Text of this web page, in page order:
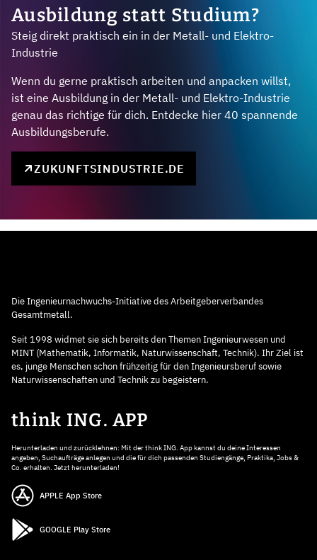
Ausbildung statt Studium?
Steig direkt praktisch ein in der Metall- und Elektro-
Industrie
Wenn du gerne praktisch arbeiten und anpacken willst,
ist eine Ausbildung in der Metall- und Elektro-Industrie
genau das richtige für dich. Entdecke hier 40 spannende
Ausbildungsberufe.
ZUKUNFTSINDUSTRIE.DE
Die Ingenieurnachwuchs-Initiative des Arbeitgeberverbandes
Gesamtmetall.
Seit 1998 widmet sie sich bereits den Themen Ingenieurwesen und
MINT (Mathematik, Informatik, Naturwissenschaft, Technik). Ihr Ziel ist
es, junge Menschen schon frühzeitig für den Ingenieursberuf sowie
Naturwissenschaften und Technik zu begeistern.
think ING. APP
Herunterladen und zurücklehnen: Mit der think ING. App kannst du deine Interessen
angeben, Suchaufträge anlegen und die für dich passenden Studiengänge, Praktika, Jobs &
Co. erhalten. Jetzt herunterladen!
APPLE App Store
GOOGLE Play Store